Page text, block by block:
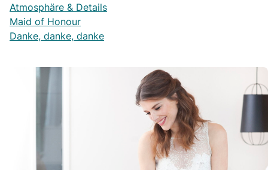
Atmosphäre & Details
Maid of Honour
Danke, danke, danke